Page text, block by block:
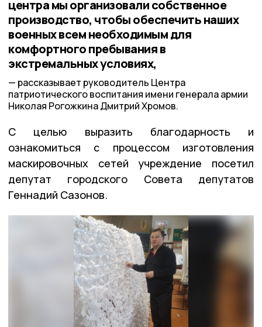
центра мы организовали собственное
производство, чтобы обеспечить наших
военных всем необходимым для
комфортного пребывания в
экстремальных условиях,
рассказывает руководитель Центра
патриотического воспитания имени генерала армии
Николая Рогожкина Дмитрий Хромов.
С целью выразить благодарность и
ознакомиться с процессом изготовления
маскировочных сетей учреждение посетил
депутат городского Совета депутатов
Геннадий Сазонов.